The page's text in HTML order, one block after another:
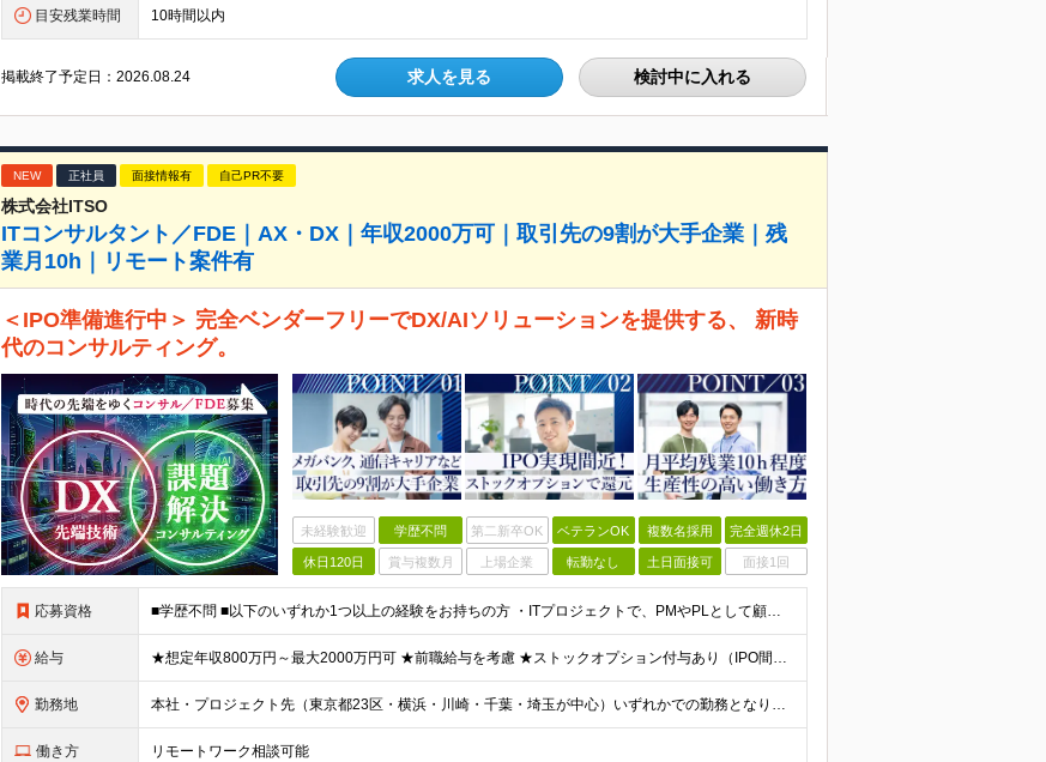
目安残業時間 10時間以内
掲載終了予定日：2026.08.24 求人を見る 検討中に入れる
NEW 正社員 面接情報有 自己PR不要
株式会社ITSO
ITコンサルタント／FDE｜AX・DX｜年収2000万可｜取引先の9割が大手企業｜残
業月10h｜リモート案件有
＜IPO準備進行中＞ 完全ベンダーフリーでDX/AIソリューションを提供する、 新時
代のコンサルティング。
未経験歓迎 学歴不問 第二新卒OK ベテランOK 複数名採用 完全週休2日
休日120日 賞与複数月 上場企業 転勤なし 土日面接可 面接1回
応募資格 ■学歴不問 ■以下のいずれか1つ以上の経験をお持ちの方 ・ITプロジェクトで、PMやPLとして顧客折衝・上流工程・マネジメントなどの経験がある方 ・ITコンサルタントとしての実務経験がある方 ≪以下
給与 ★想定年収800万円～最大2000万円可 ★前職給与を考慮 ★ストックオプション付与あり（IPO間近） ★昇給制度あり ┗入社6カ月後に3％以上の昇給があります。その後、業績に合わせて適宜、昇給します
勤務地 本社・プロジェクト先（東京都23区・横浜・川崎・千葉・埼玉が中心）いずれかでの勤務となります（常駐は全体の1割程度！） 《本社》東京都港区虎ノ門3-5-1 虎ノ門37森ビル12F ※(変更の範囲)
働き方 リモートワーク相談可能